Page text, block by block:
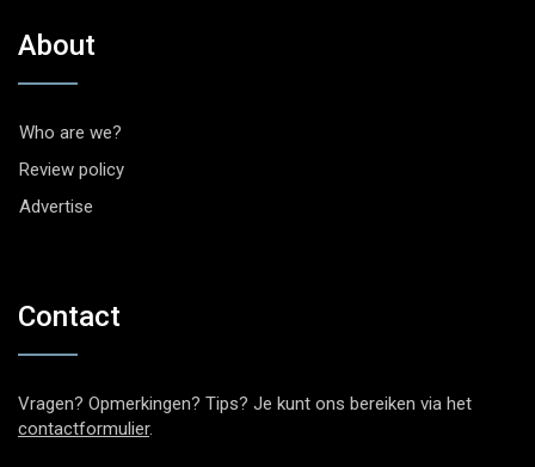
About
Who are we?
Review policy
Advertise
Contact
Vragen? Opmerkingen? Tips? Je kunt ons bereiken via het
contactformulier.